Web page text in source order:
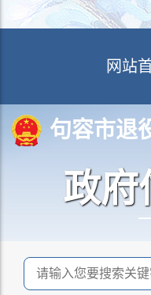
网站
句容市退
政府